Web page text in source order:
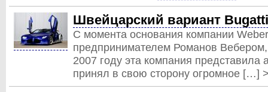
Швейцарский вариант
С момента основания компании
предпринимателем Романов
2007 году эта компания
принял в свою сторону огромное […]